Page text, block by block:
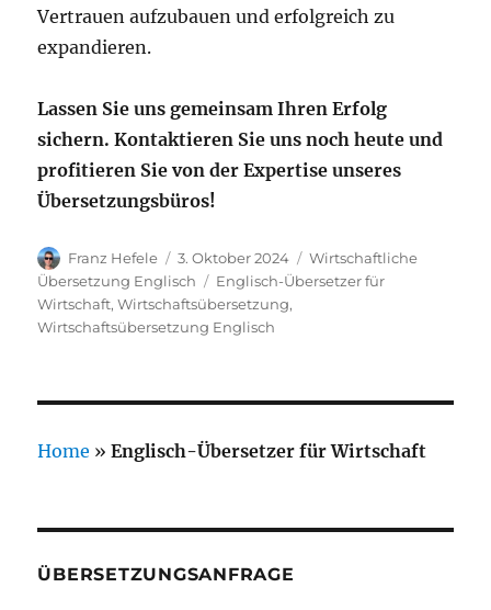
Vertrauen aufzubauen und erfolgreich zu
expandieren.
Lassen Sie uns gemeinsam Ihren Erfolg
sichern. Kontaktieren Sie uns noch heute und
profitieren Sie von der Expertise unseres
Übersetzungsbüros!
Autor
Franz Hefele
Veröffentlicht
am
3. Oktober 2024 Kategorien
Wirtschaftliche
Übersetzung Englisch
Schlagwörter
Englisch-Übersetzer für
Wirtschaft,Wirtschaftsübersetzung,
Wirtschaftsübersetzung Englisch
Home »Englisch-Übersetzer für Wirtschaft
ÜBERSETZUNGSANFRAGE